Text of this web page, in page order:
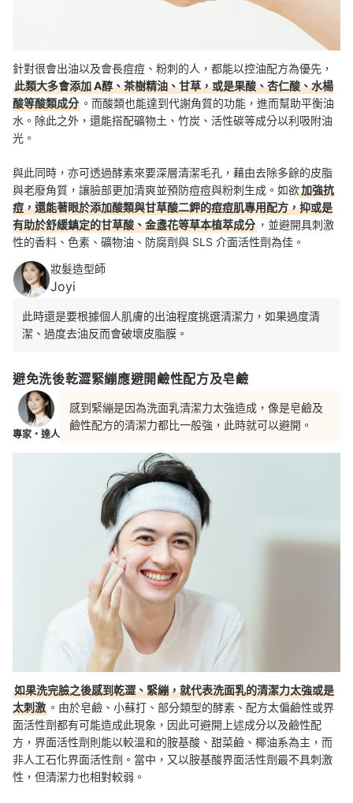
針對很會出油以及會長痘痘、粉刺的人，都能以控油配方為優先，
此類大多會添加 A醇、茶樹精油、甘草，或是果酸、杏仁酸、水楊
酸等酸類成分 。而酸類也能達到代謝角質的功能，進而幫助平衡油
水。除此之外，還能搭配礦物土、竹炭、 活性碳等成分以利吸附油
光 。
與此同時，亦可透過酵素來要深層清潔毛孔，藉由去除多餘的皮脂
與老廢角質，讓臉部更加清爽並預防痘痘與粉刺生成。如欲加強抗
痘，還能著眼於添加酸類與甘草酸二鉀的痘痘肌專用配方，抑或是
有助於舒緩鎮定的甘草酸、金盞花等草本植萃成分 ，並避開具刺激
性的香料、色素、礦物油、防腐劑與 SLS 介面活性劑為佳。
妝髮造型師
Joyi
此時還是要根據個人肌膚的出油程度挑選清潔力，如果過度清
潔、過度去油反而會破壞皮脂膜。
避免洗後乾澀緊繃應避開鹼性配方及皂鹼
專家・達人
感到緊繃是因為洗面乳清潔力太強造成，像是皂鹼及
鹼性配方的清潔力都比一般強，此時就可以避開。
如果洗完臉之後感到乾澀、緊繃，就代表洗面乳的清潔力太強或是
太刺激 。由於皂鹼、小蘇打、部分類型的酵素、配方太偏鹼性或界
面活性劑都有可能造成此現象，因此可避開上述成分以及鹼性配
方，界面活性劑則能以較溫和的胺基酸、甜菜鹼、椰油系為主，而
非人工石化界面活性劑。當中，又以胺基酸界面活性劑最不具刺激
性，但清潔力也相對較弱。